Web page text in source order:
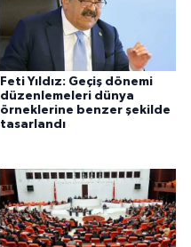
Feti Yıldız: Geçiş dönemi
düzenlemeleri dünya
örneklerine benzer şekilde
tasarlandı